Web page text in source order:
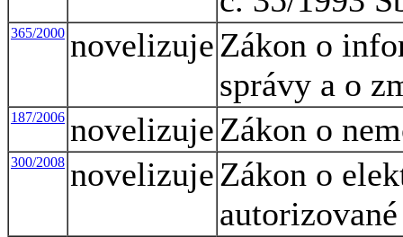
365/2000 novelizujeZákon o
správy a o
187/2006 novelizujeZákon o
300/2008 novelizujeZákon o